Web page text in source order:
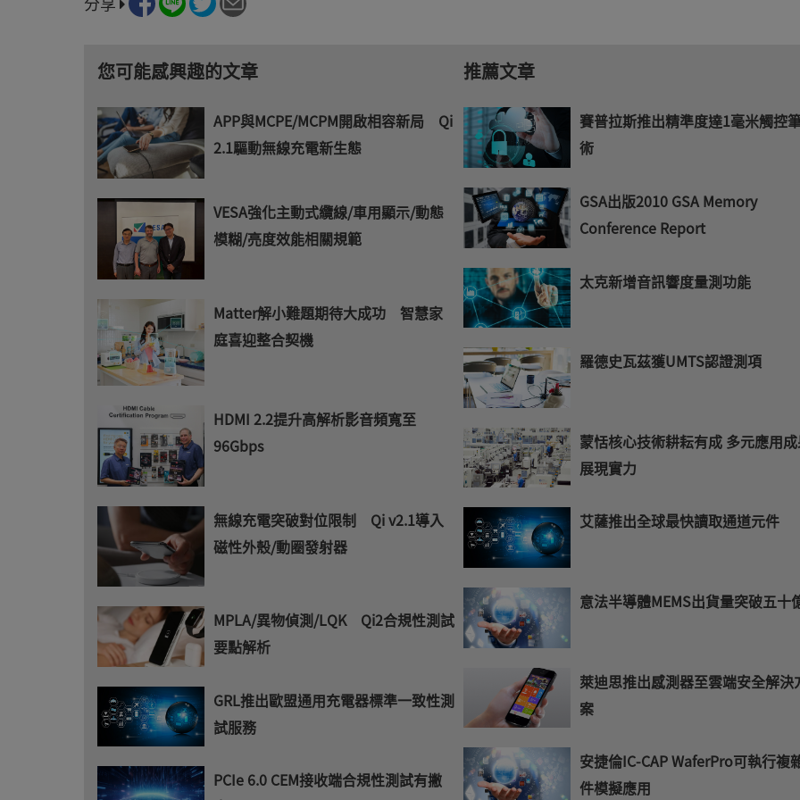
您可能感興趣的文章
APP與MCPE/MCPM開啟相容新局 Qi
2.1驅動無線充電新生態
VESA強化主動式纜線/車用顯示/動態
模糊/亮度效能相關規範
Matter解小難題期待大成功 智慧家
庭喜迎整合契機
HDMI 2.2提升高解析影音頻寬至
96Gbps
無線充電突破對位限制 Qi v2.1導入
磁性外殼/動圈發射器
MPLA/異物偵測/LQK Qi2合規性測試
要點解析
GRL推出歐盟通用充電器標準一致性測
試服務
PCIe 6.0 CEM接收端合規性測試有撇
推薦文章
賽普拉斯推出精準度達1毫米觸控
術
GSA出版2010 GSA Memory
Conference Report
太克新增音訊響度量測功能
羅德史瓦茲獲UMTS認證測項
蒙恬核心技術耕耘有成 多元應用
展現實力
艾薩推出全球最快讀取通道元件
意法半導體MEMS出貨量突破五十
萊迪思推出感測器至雲端安全解決
案
安捷倫IC-CAP WaferPro可執行複
件模擬應用